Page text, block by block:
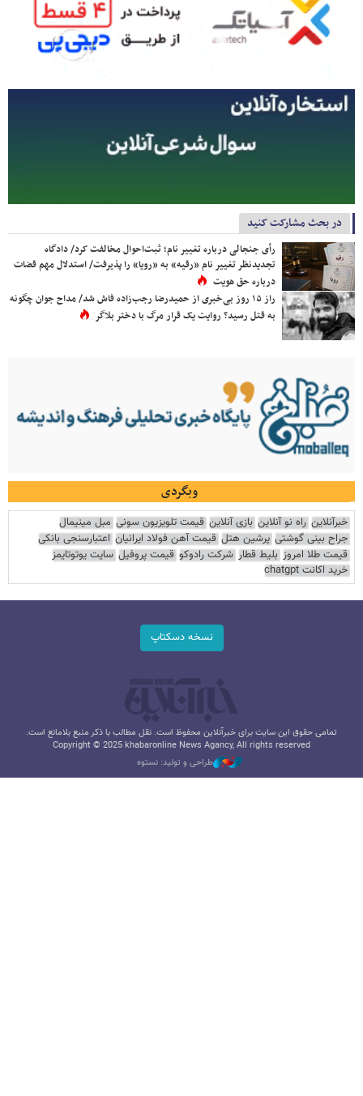
در بحث مشارکت کنید
رأی جنجالی درباره تغییر نام؛ ثبت‌احوال مخالفت کرد/ دادگاه
تجدیدنظر تغییر نام «رقیه» به «رویا» را پذیرفت/ استدلال مهم قضات
درباره حق هویت
راز ۱۵ روز بی‌خبری از حمیدرضا رجب‌زاده فاش شد/ مداح جوان چگونه
به قتل رسید؟ روایت یک قرار مرگ با دختر بلاگر
وبگردی
خبرآنلاین راه نو آنلاین بازی آنلاین قیمت تلویزیون سونی مبل مینیمال
جراح بینی گوشتی پرشین هتل قیمت آهن فولاد ایرانیان اعتبارسنجی بانکی
قیمت طلا امروز بلیط قطار شرکت رادوکو قیمت پروفیل سایت یوتوتایمز
خرید اکانت chatgpt
نسخه دسکتاپ
تمامی حقوق این سایت برای خبرآنلاین محفوظ است. نقل مطالب با ذکر منبع بلامانع است.
Copyright © 2025 khabaronline News Agancy, All rights reserved
طراحی و تولید: نستوه